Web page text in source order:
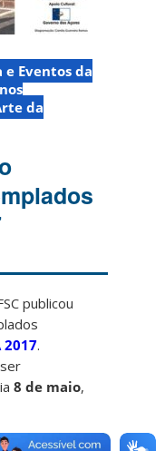
Eventos da
da
publicou
2017.
8 de maio,